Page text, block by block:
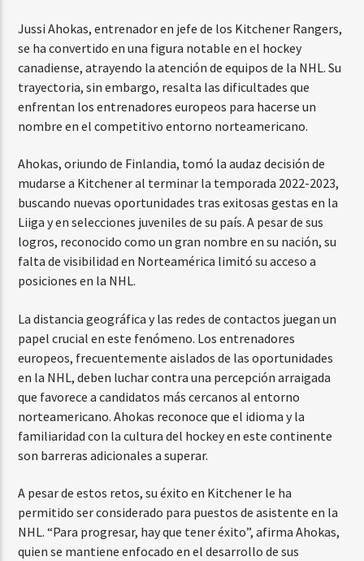
Jussi Ahokas, entrenador en jefe de los Kitchener Rangers,
se ha convertido en una figura notable en el hockey
canadiense, atrayendo la atención de equipos de la NHL. Su
trayectoria, sin embargo, resalta las dificultades que
enfrentan los entrenadores europeos para hacerse un
nombre en el competitivo entorno norteamericano.
Ahokas, oriundo de Finlandia, tomó la audaz decisión de
mudarse a Kitchener al terminar la temporada 2022-2023,
buscando nuevas oportunidades tras exitosas gestas en la
Liiga y en selecciones juveniles de su país. A pesar de sus
logros, reconocido como un gran nombre en su nación, su
falta de visibilidad en Norteamérica limitó su acceso a
posiciones en la NHL.
La distancia geográfica y las redes de contactos juegan un
papel crucial en este fenómeno. Los entrenadores
europeos, frecuentemente aislados de las oportunidades
en la NHL, deben luchar contra una percepción arraigada
que favorece a candidatos más cercanos al entorno
norteamericano. Ahokas reconoce que el idioma y la
familiaridad con la cultura del hockey en este continente
son barreras adicionales a superar.
A pesar de estos retos, su éxito en Kitchener le ha
permitido ser considerado para puestos de asistente en la
NHL. “Para progresar, hay que tener éxito”, afirma Ahokas,
quien se mantiene enfocado en el desarrollo de sus